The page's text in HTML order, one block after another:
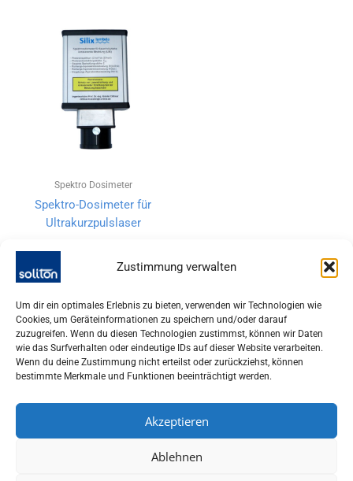
Zustimmung verwalten
Um dir ein optimales Erlebnis zu bieten, verwenden wir Technologien wie
Cookies, um Geräteinformationen zu speichern und/oder darauf
zuzugreifen. Wenn du diesen Technologien zustimmst, können wir Daten
wie das Surfverhalten oder eindeutige IDs auf dieser Website verarbeiten.
Wenn du deine Zustimmung nicht erteilst oder zurückziehst, können
bestimmte Merkmale und Funktionen beeinträchtigt werden.
Akzeptieren
Ablehnen
Spektro Dosimeter
Spektro-Dosimeter für
Ultrakurzpulslaser
82205 GILCHING